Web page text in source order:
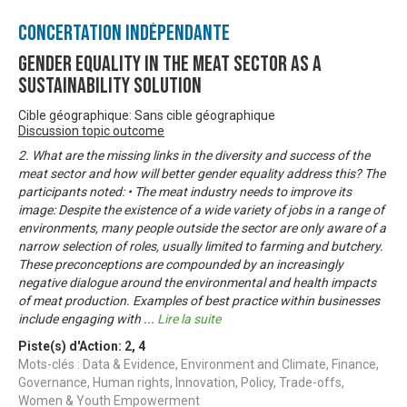
Concertation Indépendante
Gender Equality in the Meat Sector as a
Sustainability Solution
Cible géographique: Sans cible géographique
Discussion topic outcome
2. What are the missing links in the diversity and success of the
meat sector and how will better gender equality address this? The
participants noted: • The meat industry needs to improve its
image: Despite the existence of a wide variety of jobs in a range of
environments, many people outside the sector are only aware of a
narrow selection of roles, usually limited to farming and butchery.
These preconceptions are compounded by an increasingly
negative dialogue around the environmental and health impacts
of meat production. Examples of best practice within businesses
include engaging with ... Lire la suite
Piste(s) d'Action: 2, 4
Mots-clés : Data & Evidence, Environment and Climate, Finance,
Governance, Human rights, Innovation, Policy, Trade-offs,
Women & Youth Empowerment